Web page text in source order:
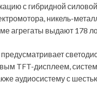
с гибридной
никель-
агрегаты выдают 178
TFT-дисплеем,
аудиосистему с